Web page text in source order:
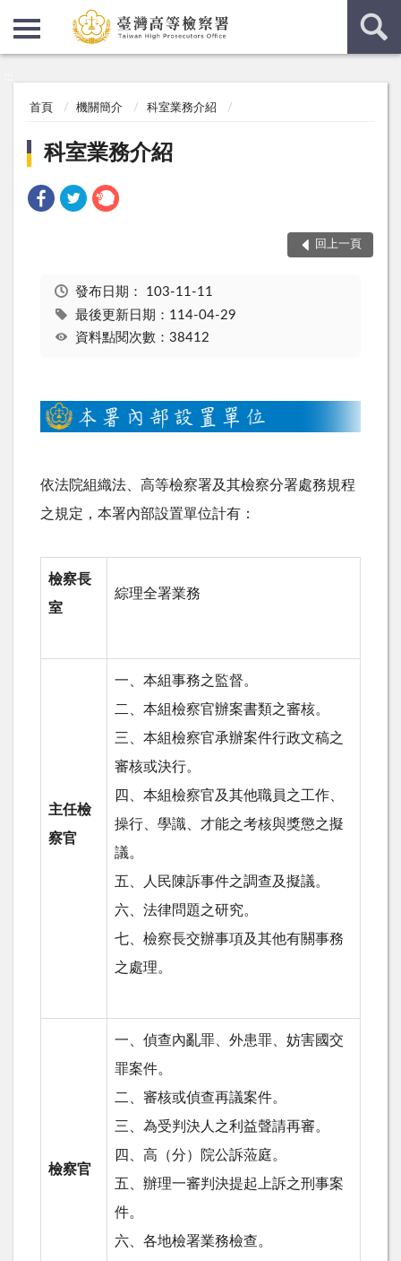
首頁 機關簡介 科室業務介紹
科室業務介紹
回上一頁
發布日期： 103-11-11
最後更新日期：114-04-29
資料點閱次數：38412
依法院組織法、高等檢察署及其檢察分署處務規程
之規定，本署內部設置單位計有：
檢察長
室
綜理全署業務
主任檢
察官
一、本組事務之監督。
二、本組檢察官辦案書類之審核。
三、本組檢察官承辦案件行政文稿之
審核或決行。
四、本組檢察官及其他職員之工作、
操行、學識、才能之考核與獎懲之擬
議。
五、人民陳訴事件之調查及擬議。
六、法律問題之研究。
七、檢察長交辦事項及其他有關事務
之處理。
檢察官
一、偵查內亂罪、外患罪、妨害國交
罪案件。
二、審核或偵查再議案件。
三、為受判決人之利益聲請再審。
四、高（分）院公訴蒞庭。
五、辦理一審判決提起上訴之刑事案
件。
六、各地檢署業務檢查。